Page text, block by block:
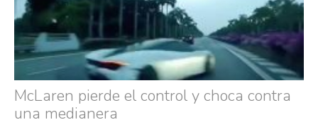
McLaren pierde el control y choca contra
una medianera